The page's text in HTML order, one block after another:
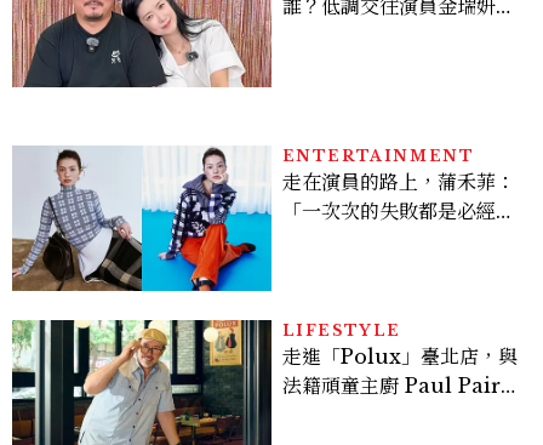
誰？低調交往演員金瑞妍、
ENTERTAINMENT
走在演員的路上，蒲禾菲：
「一次次的失敗都是必經過
LIFESTYLE
走進「Polux」臺北店，與
法籍頑童主廚 Paul Pairet